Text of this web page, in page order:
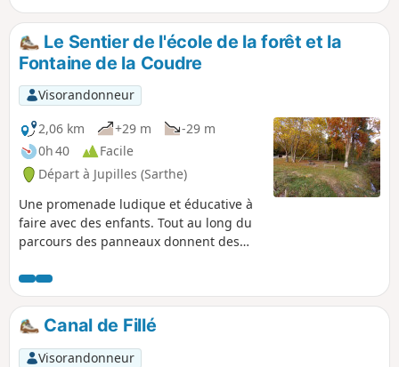
Le Sentier de l'école de la forêt et la
Fontaine de la Coudre
Visorandonneur
2,06 km
+29 m
-29 m
0h 40
Facile
Départ à Jupilles (Sarthe)
Une promenade ludique et éducative à
faire avec des enfants. Tout au long du
parcours des panneaux donnent des
environnante et proposent des jeux.
Prévoir au moins 2 h 00 de randonnée
pour lire les panneaux et faire les
activités.Canal de Fillé
Visorandonneur